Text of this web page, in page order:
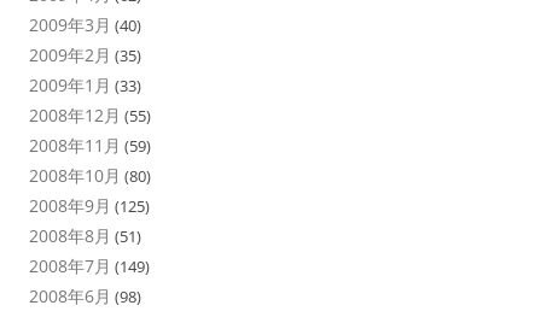
2009年3月 (40)
2009年2月 (35)
2009年1月 (33)
2008年12月 (55)
2008年11月 (59)
2008年10月 (80)
2008年9月 (125)
2008年8月 (51)
2008年7月 (149)
2008年6月 (98)